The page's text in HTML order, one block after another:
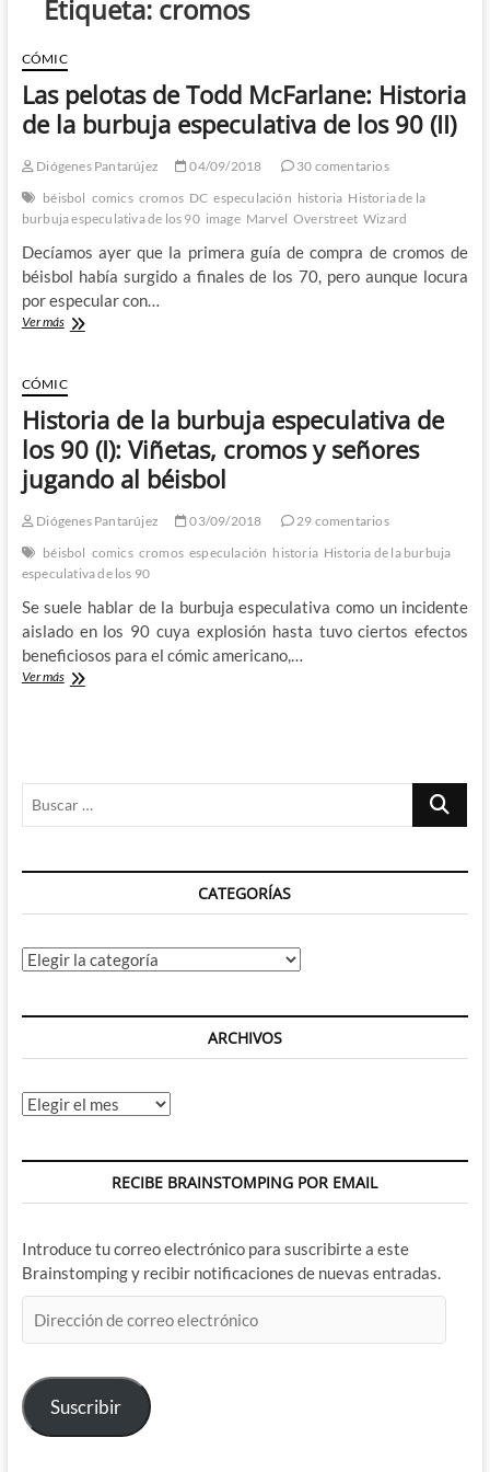
Etiqueta: cromos
CÓMIC
Las pelotas de Todd McFarlane: Historia
de la burbuja especulativa de los 90 (II)
Diógenes Pantarújez 04/09/2018
30 comentarios
béisbol comics cromos DC especulación historia Historia de la
burbuja especulativa de los 90 image Marvel Overstreet Wizard
Decíamos ayer que la primera guía de compra de cromos de
béisbol había surgido a finales de los 70, pero aunque locura
por especular con…
Ver másLas
Todd
McFarlane:
Historia
de
la
burbuja
de
90
(II)
CÓMIC
Historia de la burbuja especulativa de
los 90 (I): Viñetas, cromos y señores
jugando al béisbol
Diógenes Pantarújez 03/09/2018
29 comentarios
béisbol comics cromos especulación historia Historia de la burbuja
especulativa de los 90
Se suele hablar de la burbuja especulativa como un incidente
aislado en los 90 cuya explosión hasta tuvo ciertos efectos
beneficiosos para el cómic americano,…
Ver másHistoria
90
(I):
cromos
señores
al
béisbol
Buscar
CATEGORÍAS
Categorías
ARCHIVOS
Archivos
RECIBE BRAINSTOMPING POR EMAIL
Introduce tu correo electrónico para suscribirte a este
Brainstomping y recibir notificaciones de nuevas entradas.
de
electrónico
Suscribir